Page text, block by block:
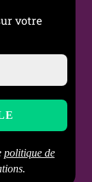
votre
politique de